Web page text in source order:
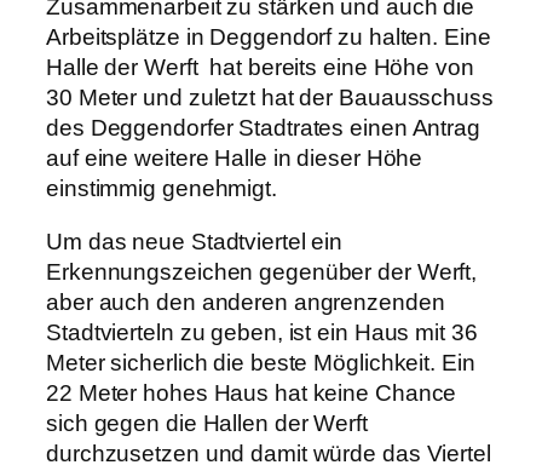
Zusammenarbeit zu stärken und auch die
Arbeitsplätze in Deggendorf zu halten. Eine
Halle der Werft hat bereits eine Höhe von
30 Meter und zuletzt hat der Bauausschuss
des Deggendorfer Stadtrates einen Antrag
auf eine weitere Halle in dieser Höhe
einstimmig genehmigt.
Um das neue Stadtviertel ein
Erkennungszeichen gegenüber der Werft,
aber auch den anderen angrenzenden
Stadtvierteln zu geben, ist ein Haus mit 36
Meter sicherlich die beste Möglichkeit. Ein
22 Meter hohes Haus hat keine Chance
sich gegen die Hallen der Werft
durchzusetzen und damit würde das Viertel